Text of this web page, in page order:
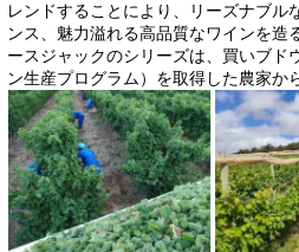
レンドすることにより、リーズナブル
ンス、魅力溢れる高品質なワインを造
ースジャックのシリーズは、買いブド
ン生産プログラム）を取得した農家か